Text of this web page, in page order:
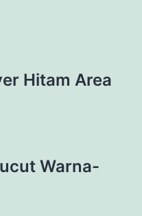
Hitam Area
Warna-